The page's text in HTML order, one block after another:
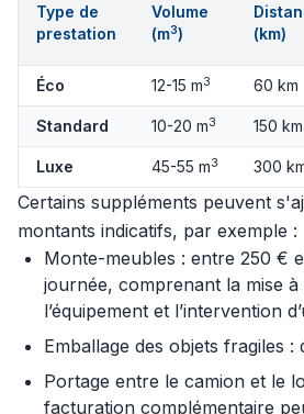
Type de
prestation
Volume
(m3)
(km)
Éco 12-15 m3 60 km
Standard 10-20 m3 150 km
Luxe 45-55 m3 300
Certains suppléments peuvent
montants indicatifs, par exemple :
Monte-meubles : entre 250 €
journée, comprenant la mise à
l’équipement et l’intervention
Emballage des objets fragiles :
Portage entre le camion et le
facturation complémentaire